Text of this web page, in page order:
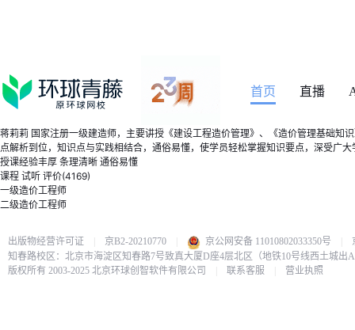
首页 直播
蒋莉莉 国家注册一级建造师，主要讲授《建设工程造价管理》、《造价管理基础
点解析到位，知识点与实践相结合，通俗易懂，使学员轻松掌握知识要点，深受广大
授课经验丰厚 条理清晰 通俗易懂
课程 试听 评价(4169)
一级造价工程师
二级造价工程师
出版物经营许可证 京B2-20210770 京公网安备 11010802033350号
知春路校区：北京市海淀区知春路7号致真大厦D座4层北区（地铁10号线西土城出
版权所有 2003-2025 北京环球创智软件有限公司
联系客服 营业执照